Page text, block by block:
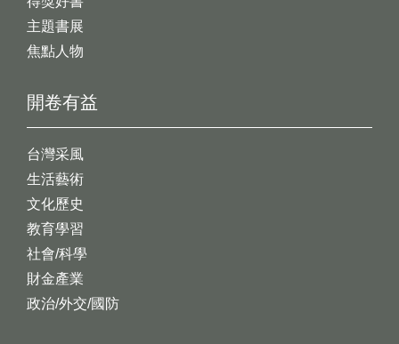
開卷有益
台灣采風
生活藝術
文化歷史
教育學習
社會/科學
財金產業
政治/外交/國防
主題書展
焦點人物